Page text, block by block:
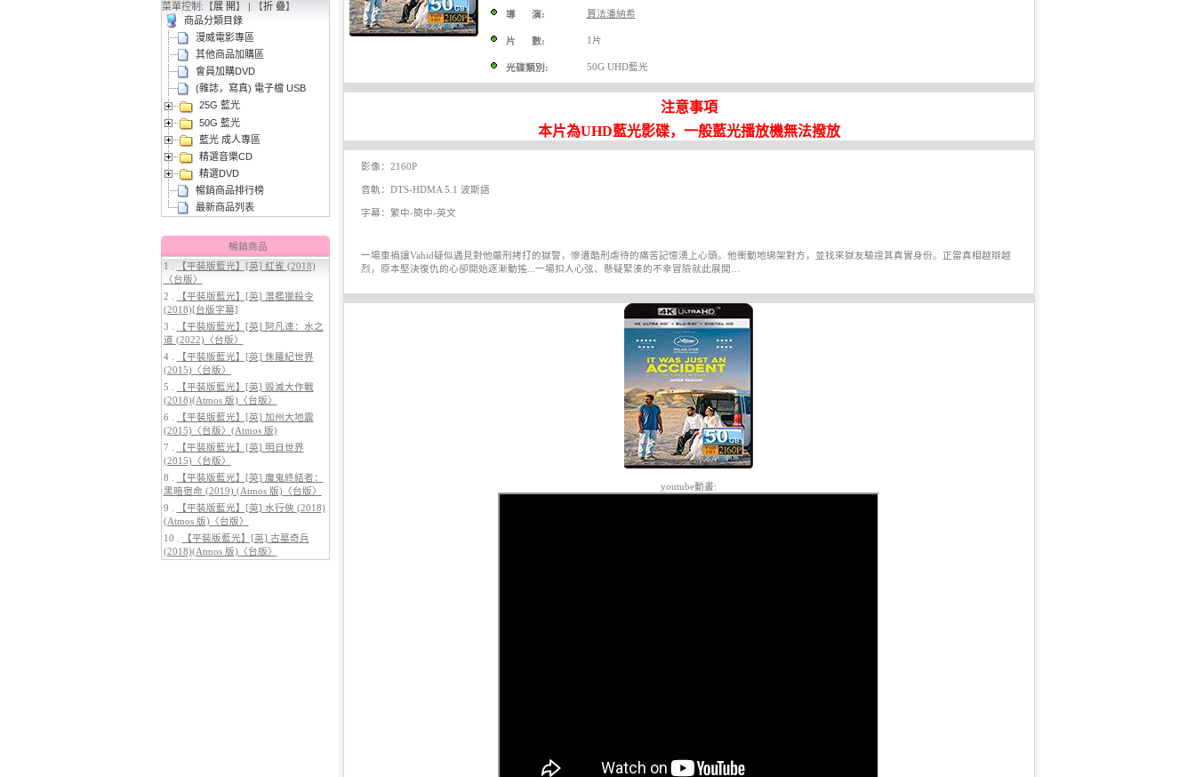
3.【平裝版藍光】[英] 太空超人
(2026)[台版字幕]
4.【平裝版藍光】[英] 穿著PRADA
的惡魔 2 (2026)[台版字幕]
5. 【平裝版藍光】[英] 巔峰獵殺
(2026)
菜單控制:【展 開】 | 【折 疊】
商品分類目錄
漫威電影專區
其他商品加購區
會員加購DVD
(雜誌，寫真) 電子檔 USB
25G 藍光
50G 藍光
藍光 成人專區
精選音樂CD
精選DVD
暢銷商品排行榜
最新商品列表
暢銷商品
1 .
【平裝版藍光】[英] 紅雀 (2018)
〈台版〉
2 .
【平裝版藍光】[英] 潛艦獵殺令
(2018)[台版字幕]
3 .
【平裝版藍光】[英] 阿凡達：水之
道 (2022)〈台版〉
4 .
【平裝版藍光】[英] 侏羅紀世界
(2015)〈台版〉
5 .
【平裝版藍光】[英] 毀滅大作戰
(2018)(Atmos 版)〈台版〉
6 .
【平裝版藍光】[英] 加州大地震
(2015)〈台版〉(Atmos 版)
7 .
【平裝版藍光】[英] 明日世界
(2015)〈台版〉
8 .
【平裝版藍光】[英] 魔鬼終結者：
黑暗宿命 (2019) (Atmos 版)〈台版〉
9 .
【平裝版藍光】[英] 水行俠 (2018)
(Atmos 版)〈台版〉
10 .
【平裝版藍光】[英] 古墓奇兵
(2018)(Atmos 版)〈台版〉
導 演: 賈法潘納希
片 數: 1片
光碟類別: 50G UHD藍光
注意事項
本片為UHD藍光影碟，一般藍光播放機無法撥放
影像：2160P
音軌：DTS-HDMA 5.1 波斯語
字幕：繁中-簡中-英文
一場車禍讓Vahid疑似遇見對他嚴刑拷打的獄警，慘遭酷刑虐待的痛苦記憶湧上心頭。他衝動地綁架對方，並找來獄友驗證其真實身份。正當真相越辯越
烈，原本堅決復仇的心卻開始逐漸動搖...一場扣人心弦、懸疑緊湊的不幸冒險就此展開…
youtube動畫: